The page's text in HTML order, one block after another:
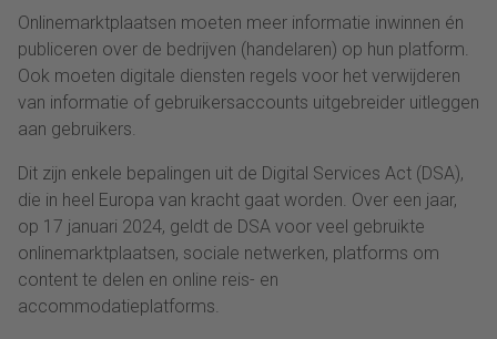
Onlinemarktplaatsen moeten meer informatie inwinnen én
publiceren over de bedrijven (handelaren) op hun platform.
Ook moeten digitale diensten regels voor het verwijderen
van informatie of gebruikersaccounts uitgebreider uitleggen
aan gebruikers.
Dit zijn enkele bepalingen uit de Digital Services Act (DSA),
die in heel Europa van kracht gaat worden. Over een jaar,
op 17 januari 2024, geldt de DSA voor veel gebruikte
onlinemarktplaatsen, sociale netwerken, platforms om
content te delen en online reis- en
accommodatieplatforms.